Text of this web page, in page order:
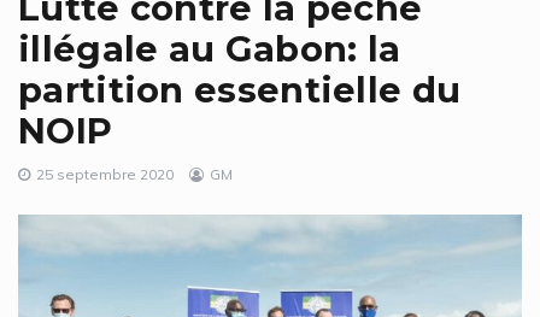
illégale au Gabon: la
partition essentielle du
NOIP
25 septembre 2020 GM